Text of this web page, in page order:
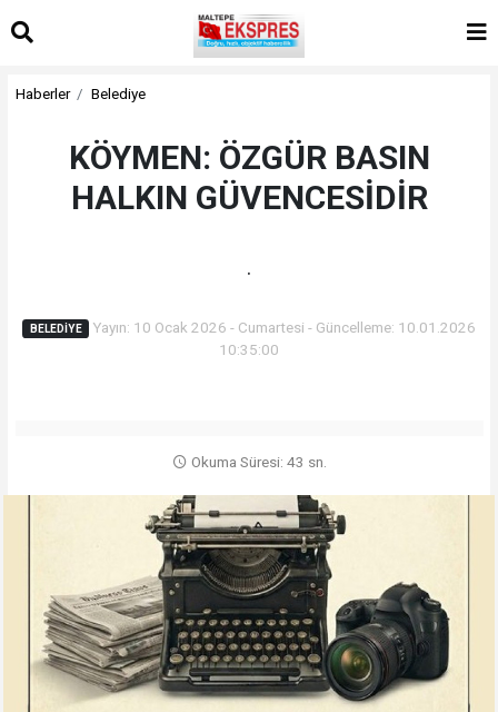
Haberler Belediye
KÖYMEN: ÖZGÜR BASIN
HALKIN GÜVENCESİDİR
.
BELEDIYE
Yayın: 10 Ocak 2026 - Cumartesi - Güncelleme: 10.01.2026
10:35:00
Okuma Süresi: 43 sn.